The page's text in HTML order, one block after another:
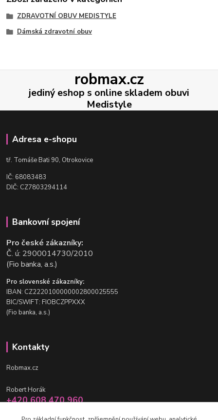
ZDRAVOTNÍ OBUV MEDISTYLE
Dámská zdravotní obuv
robmax.cz
jediný eshop s online skladem obuvi
Medistyle
Adresa e-shopu
tř. Tomáše Bati 90, Otrokovice
IČ: 68083483
DIČ: CZ7803294114
Bankovní spojení
Pro české zákazníky:
Č. ú: 2900014730/2010
(Fio banka, a.s.)
Pro slovenské zákazníky:
IBAN: CZ2220100000002800025555
BIC/SWIFT: FIOBCZPPXXX
(Fio banka, a.s.)
Kontakty
Robmax.cz
Robert Horák
+420 608 470 960